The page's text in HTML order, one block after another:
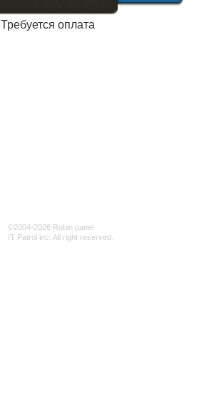
Требуется оплата
©2004-2026 Robin panel
IT Patrol inc. All right reserved.